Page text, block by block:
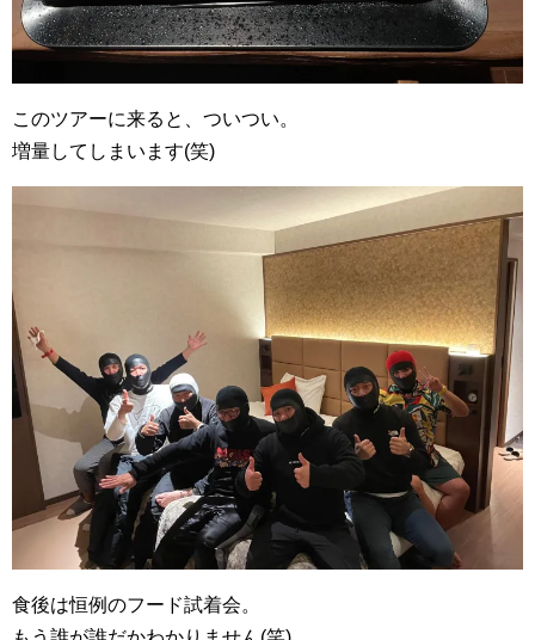
このツアーに来ると、ついつい。
増量してしまいます(笑)
食後は恒例のフード試着会。